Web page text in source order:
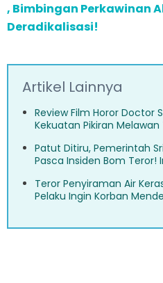
, Bimbingan Perkawinan
Deradikalisasi!
Artikel Lainnya
Review Film Horor Doctor
Kekuatan Pikiran Melawan
Patut Ditiru, Pemerintah
Pasca Insiden Bom Teror!
Teror Penyiraman Air
Pelaku Ingin Korban